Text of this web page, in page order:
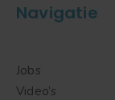
Navigatie
Jobs
Video’s